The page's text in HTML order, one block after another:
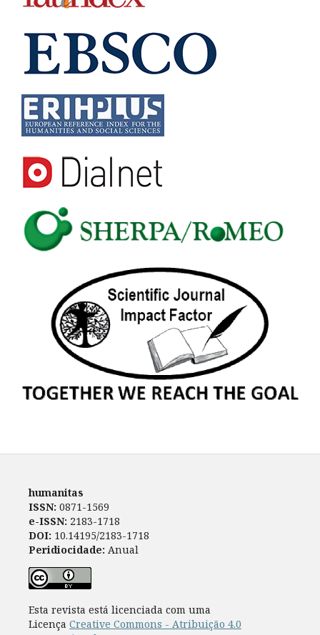
humanitas
ISSN: 0871-1569
e-ISSN: 2183-1718
DOI: 10.14195/2183-1718
Peridiocidade: Anual
Esta revista está licenciada com uma
Licença Creative Commons - Atribuição 4.0